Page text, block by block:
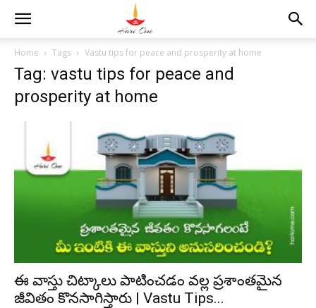
Home Tags Vastu tips for peace and prosperity at home
Tag: vastu tips for peace and
prosperity at home
ఈ వాస్తు చిట్కాలు పాటించడం వల్ల ప్రశాంతమైన
జీవితం కొనసాగిస్తారు | Vastu Tips...